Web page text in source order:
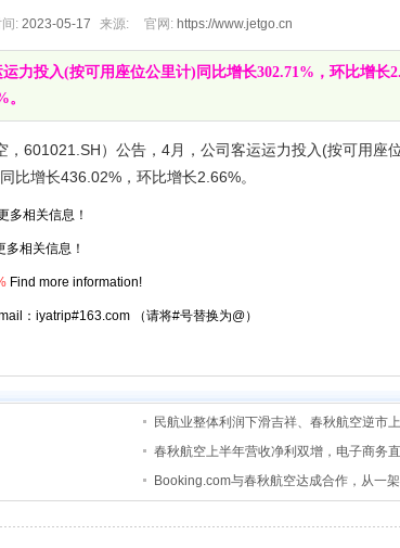
间: 2023-05-17 来源: 官网: https://www.jetgo.cn
力投入(按可用座位公里计)同比增长302.71%，环比增长
601021.SH）公告，4月，公司客运运力投入(按可用座
比增长436.02%，环比增长2.66%。
多相关信息！
多相关信息！
Find more information!
：iyatrip#163.com （请将#号替换为@）
民航业整体利润下滑吉祥、春秋航空逆市
春秋航空上半年营收净利双增，电子商务
Booking.com与春秋航空达成合作，从一